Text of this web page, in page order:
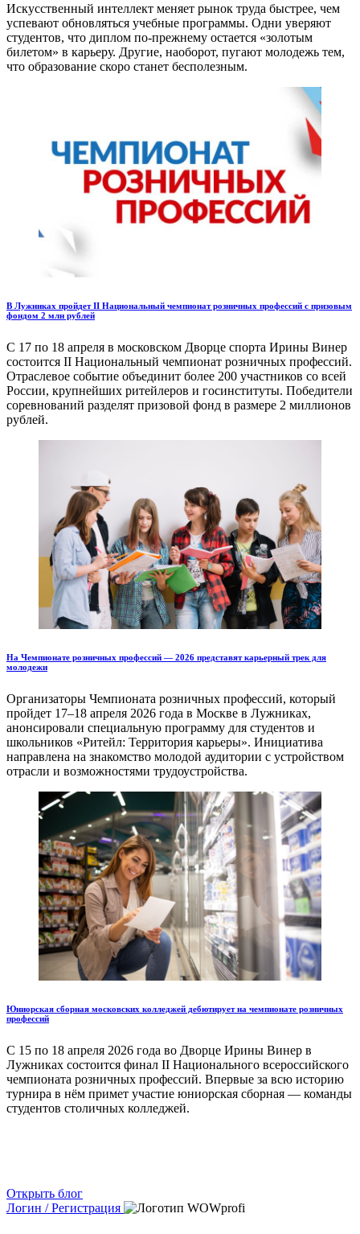
Искусственный интеллект меняет рынок труда быстрее, чем
успевают обновляться учебные программы. Одни уверяют
студентов, что диплом по-прежнему остается «золотым
билетом» в карьеру. Другие, наоборот, пугают молодежь тем,
что образование скоро станет бесполезным.
В Лужниках пройдет II Национальный чемпионат розничных профессий с призовым
фондом 2 млн рублей
С 17 по 18 апреля в московском Дворце спорта Ирины Винер
состоится II Национальный чемпионат розничных профессий.
Отраслевое событие объединит более 200 участников со всей
России, крупнейших ритейлеров и госинституты. Победители
соревнований разделят призовой фонд в размере 2 миллионов
рублей.
На Чемпионате розничных профессий — 2026 представят карьерный трек для
молодежи
Организаторы Чемпионата розничных профессий, который
пройдет 17–18 апреля 2026 года в Москве в Лужниках,
анонсировали специальную программу для студентов и
школьников «Ритейл: Территория карьеры». Инициатива
направлена на знакомство молодой аудитории с устройством
отрасли и возможностями трудоустройства.
Юниорская сборная московских колледжей дебютирует на чемпионате розничных
профессий
С 15 по 18 апреля 2026 года во Дворце Ирины Винер в
Лужниках состоится финал II Национального всероссийского
чемпионата розничных профессий. Впервые за всю историю
турнира в нём примет участие юниорская сборная — команды
студентов столичных колледжей.
Открыть блог
Логин / Регистрация